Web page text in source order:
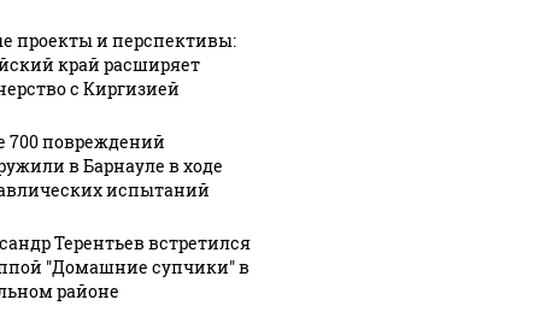
проекты и перспективы:
край расширяет
с Киргизией
700 повреждений
в Барнауле в ходе
испытаний
Терентьев встретился
"Домашние супчики" в
районе